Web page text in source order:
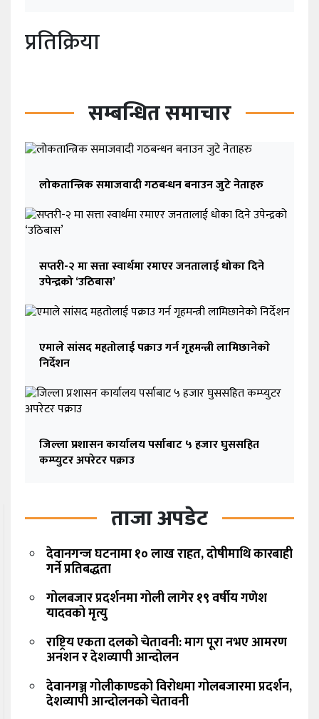
प्रतिक्रिया
सम्बन्धित समाचार
लोकतान्त्रिक समाजवादी गठबन्धन बनाउन जुटे नेताहरु
सप्तरी-२ मा सत्ता स्वार्थमा रमाएर जनतालाई धोका दिने
उपेन्द्रको ‘उठिबास’
एमाले सांसद महतोलाई पक्राउ गर्न गृहमन्त्री लामिछानेकाे
निर्देशन
जिल्ला प्रशासन कार्यालय पर्साबाट ५ हजार घुससहित
कम्प्युटर अपरेटर पक्राउ
ताजा अपडेट
देवानगन्ज घटनामा १० लाख राहत, दोषीमाथि कारबाही
गर्ने प्रतिबद्धता
गोलबजार प्रदर्शनमा गोली लागेर १९ वर्षीय गणेश
यादवको मृत्यु
राष्ट्रिय एकता दलको चेतावनी: माग पूरा नभए आमरण
अनशन र देशव्यापी आन्दोलन
देवानगञ्ज गोलीकाण्डको विरोधमा गोलबजारमा प्रदर्शन,
देशव्यापी आन्दोलनको चेतावनी